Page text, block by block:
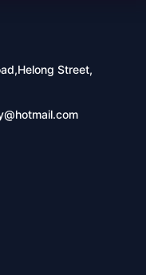
Street,